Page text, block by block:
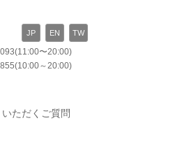
(11:00〜20:00)
(10:00～20:00)
JP EN TW
いただくご質問